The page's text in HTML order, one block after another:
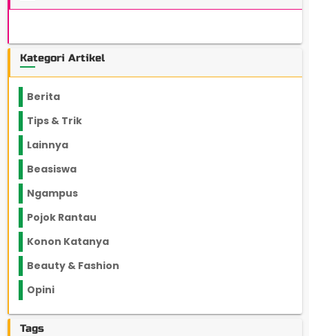
Kategori Artikel
Berita
Tips & Trik
Lainnya
Beasiswa
Ngampus
Pojok Rantau
Konon Katanya
Beauty & Fashion
Opini
Tags